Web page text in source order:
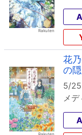
花
の
5/
メ